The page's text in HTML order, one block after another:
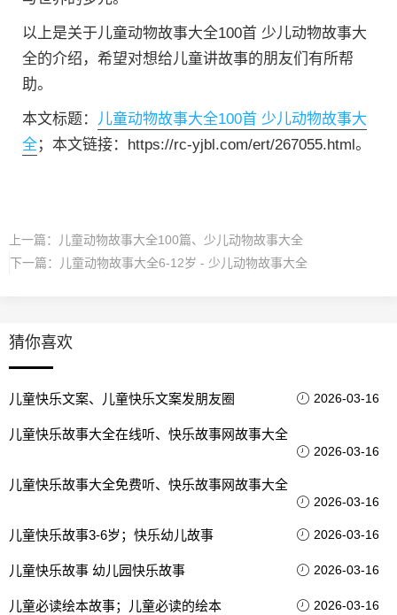
以上是关于儿童动物故事大全100首 少儿动物故事大
全的介绍，希望对想给儿童讲故事的朋友们有所帮
助。
本文标题： 儿童动物故事大全100首 少儿动物故事大
全；本文链接：https://rc-yjbl.com/ert/267055.html。
上一篇：
儿童动物故事大全100篇、少儿动物故事大全
下一篇：
儿童动物故事大全6-12岁 - 少儿动物故事大全
猜你喜欢
儿童快乐文案、儿童快乐文案发朋友圈 2026-03-16
儿童快乐故事大全在线听、快乐故事网故事大全
2026-03-16
儿童快乐故事大全免费听、快乐故事网故事大全
2026-03-16
儿童快乐故事3-6岁；快乐幼儿故事 2026-03-16
儿童快乐故事 幼儿园快乐故事 2026-03-16
儿童必读绘本故事；儿童必读的绘本 2026-03-16